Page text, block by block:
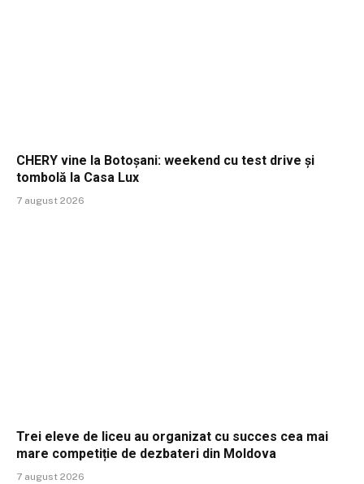
CHERY vine la Botoșani: weekend cu test drive și
tombolă la Casa Lux
7 august 2026
Trei eleve de liceu au organizat cu succes cea mai
mare competiție de dezbateri din Moldova
7 august 2026